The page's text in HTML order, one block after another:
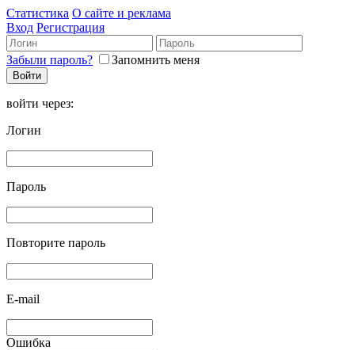
Статистика О сайте и реклама
Вход Регистрация
Забыли пароль? Запомнить меня
войти через:
Логин
Пароль
Повторите пароль
E-mail
Ошибка